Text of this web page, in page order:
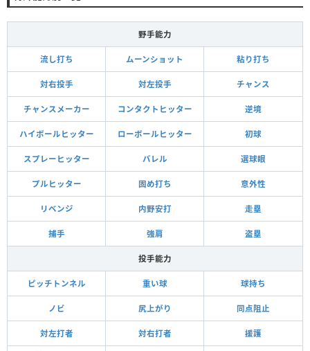
野手能力
流し打ち ムーンショット 粘り打ち
対右投手 対左投手 チャンス
チャンスメーカー コンタクトヒッター 逆境
ハイボールヒッター ローボールヒッター 初球
スプレーヒッター バレル 選球眼
プルヒッター 固め打ち 意外性
リベンジ 内野安打 走塁
捕手 強肩 盗塁
投手能力
ピッチトンネル 重い球 球持ち
ノビ 尻上がり 同点阻止
対左打者 対右打者 援護